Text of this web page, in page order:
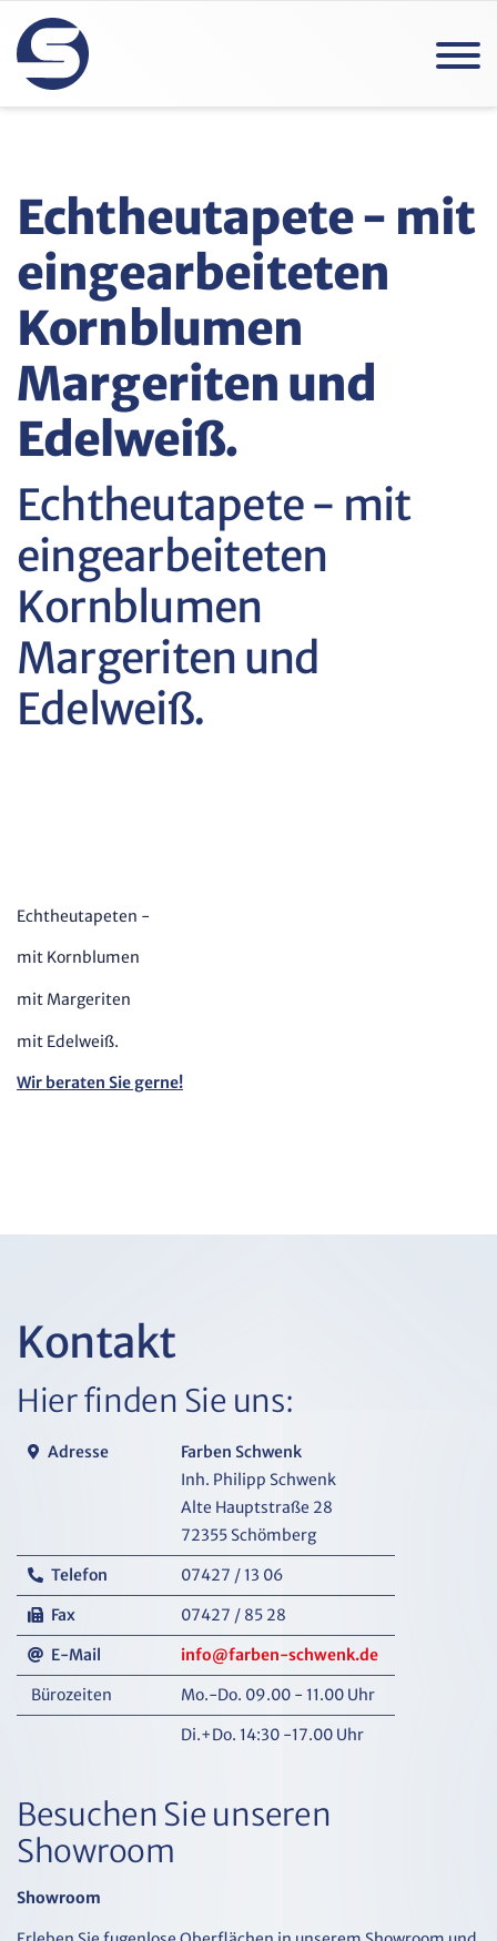
Echtheutapete - mit
eingearbeiteten
Kornblumen
Margeriten und
Edelweiß.
Echtheutapete - mit
eingearbeiteten
Kornblumen
Margeriten und
Edelweiß.
Echtheutapeten -
mit Kornblumen
mit Margeriten
mit Edelweiß.
Wir beraten Sie gerne!
Kontakt
Hier finden Sie uns:
Adresse
Farben Schwenk
Inh. Philipp Schwenk
Alte Hauptstraße 28
72355 Schömberg
Telefon
07427 / 13 06
Fax
07427 / 85 28
E-Mail
info@farben-schwenk.de
Bürozeiten
Mo.-Do. 09.00 - 11.00 Uhr
Di.+Do. 14:30 -17.00 Uhr
Besuchen Sie unseren
Showroom
Showroom